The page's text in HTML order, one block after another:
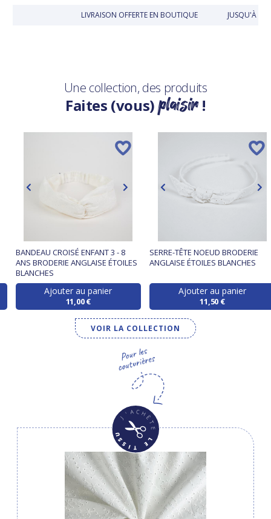
LIVRAISON OFFERTE EN BOUTIQUE JUSQU'À 30
Une collection, des produits
Faites (vous)plaisir!
BANDEAU CROISÉ ENFANT 3 - 8
ANS BRODERIE ANGLAISE ÉTOILES
BLANCHES
Ajouter au panier
11,00 €
SERRE-TÊTE NOEUD BRODERIE
ANGLAISE ÉTOILES BLANCHES
Ajouter au panier
11,50 €
VOIR LA COLLECTION